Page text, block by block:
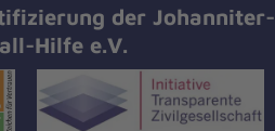
der Johanniter-
Hilfe e.V.